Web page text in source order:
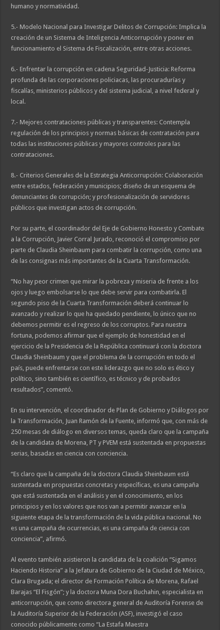
humano y normatividad.
5.- Modelo Nacional para Investigar Delitos de Corrupción: Implica la
creación de un Sistema de Inteligencia Anticorrupción y poner en
funcionamiento el Sistema de Fiscalización, entre otras acciones.
6.- Enfrentar la corrupción en cadena Seguridad-Justicia: Reforma
profunda de las corporaciones policiacas, las procuradurías y
fiscalías, ministerios públicos y del sistema judicial, a nivel federal y
local.
7.- Mejores contrataciones públicas y transparentes: Contempla
regulación de los principios y normas básicas de contratación para
todas las instituciones públicas y mayores controles para las
contrataciones.
8.- Criterios Generales de la Estrategia Anticorrupción: Colaboración
entre estados, federación y municipios; diseño de un esquema de
denunciantes de corrupción; y profesionalización de servidores
públicos que investigan actos de corrupción.
Por su parte, el coordinador del Eje de Gobierno Honesto y Combate
a la Corrupción, Javier Corral Jurado, reconoció el compromiso por
parte de Claudia Sheinbaum para combatir la corrupción, como una
de las consignas más importantes de la Cuarta Transformación.
“No hay peor crimen que mirar la pobreza y miseria de frente a los
ojos y luego embolsarse lo que debe servir para combatirla. El
segundo piso de la Cuarta Transformación deberá continuar lo
avanzado y realizar lo que ha quedado pendiente, lo único que no
debemos permitir es el regreso de los corruptos. Para nuestra
fortuna, podemos afirmar que el ejemplo de honestidad en el
ejercicio de la Presidencia de la República continuará con la doctora
Claudia Sheinbaum y que el problema de la corrupción en todo el
país, puede enfrentarse con este liderazgo que no solo es ético y
político, sino también es científico, es técnico y de probados
resultados”, comentó.
En su intervención, el coordinador de Plan de Gobierno y Diálogos por
la Transformación, Juan Ramón de la Fuente, informó que, con más de
250 mesas de diálogo en diversos temas, queda claro que la campaña
de la candidata de Morena, PT y PVEM está sustentada en propuestas
serias, basadas en ciencia con conciencia.
“Es claro que la campaña de la doctora Claudia Sheinbaum está
sustentada en propuestas concretas y específicas, es una campaña
que está sustentada en el análisis y en el conocimiento, en los
principios y en los valores que nos van a permitir avanzar en la
siguiente etapa de la transformación de la vida pública nacional. No
es una campaña de ocurrencias, es una campaña de ciencia con
conciencia”, afirmó.
Al evento también asistieron la candidata de la coalición “Sigamos
Haciendo Historia” a la Jefatura de Gobierno de la Ciudad de México,
Clara Brugada; el director de Formación Política de Morena, Rafael
Barajas “El Fisgón”; y la doctora Muna Dora Buchahin, especialista en
anticorrupción, que como directora general de Auditoría Forense de
la Auditoría Superior de la Federación (ASF), investigó el caso
conocido públicamente como “La Estafa Maestra